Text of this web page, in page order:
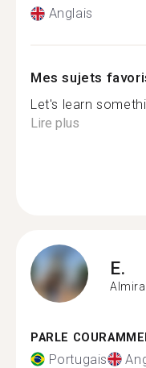
Anglais
Mes sujets
Let's learn
Lire plus
E.
PARLE
Portugais